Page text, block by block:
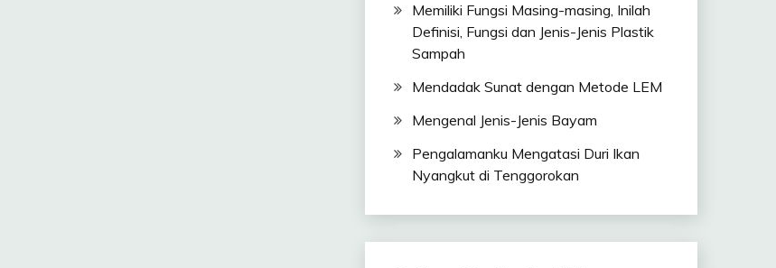
Memiliki Fungsi Masing-masing, Inilah
Definisi, Fungsi dan Jenis-Jenis Plastik
Sampah
Mendadak Sunat dengan Metode LEM
Mengenal Jenis-Jenis Bayam
Pengalamanku Mengatasi Duri Ikan
Nyangkut di Tenggorokan